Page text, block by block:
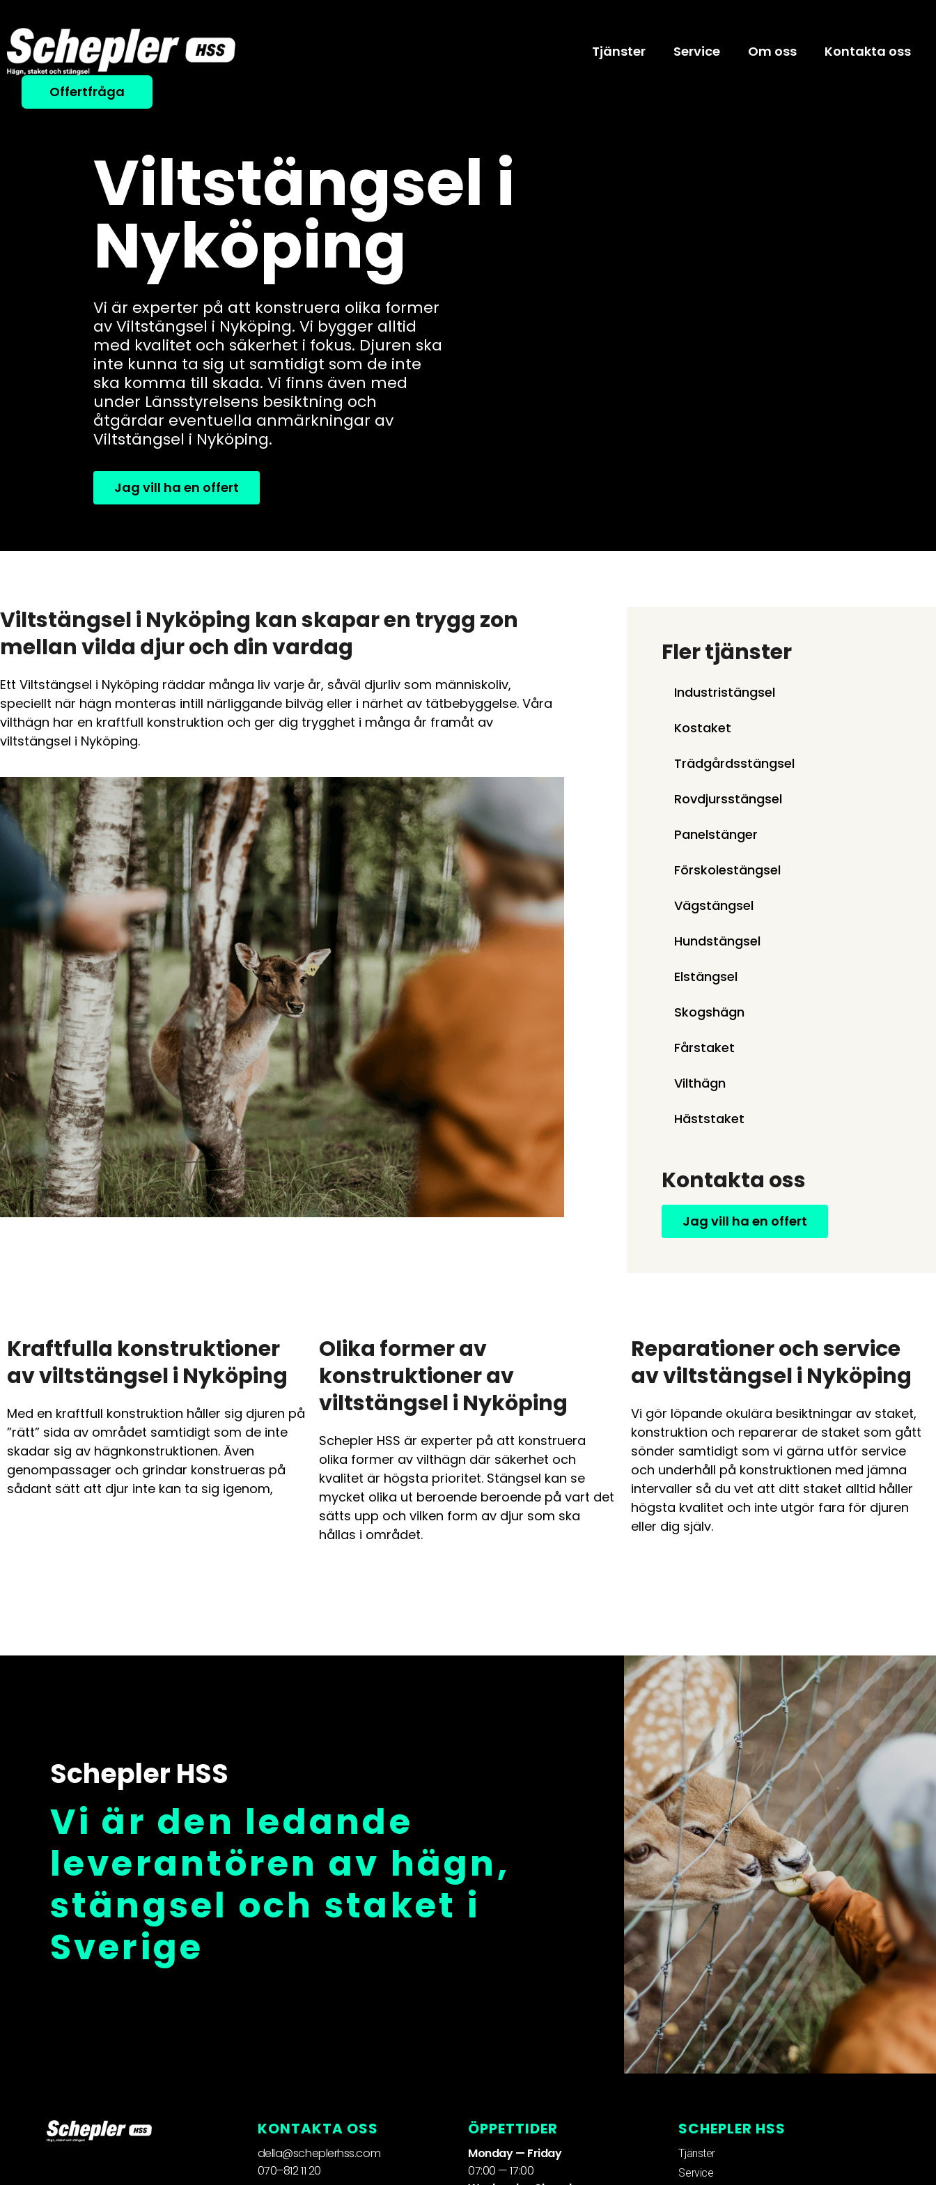
Tjänster Service Om oss Kontakta oss
Offertfråga
Viltstängsel i
Nyköping
Vi är experter på att konstruera olika former
av Viltstängsel i Nyköping. Vi bygger alltid
med kvalitet och säkerhet i fokus. Djuren ska
inte kunna ta sig ut samtidigt som de inte
ska komma till skada. Vi finns även med
under Länsstyrelsens besiktning och
åtgärdar eventuella anmärkningar av
Viltstängsel i Nyköping.
Jag vill ha en offert
Viltstängsel i Nyköping kan skapar en trygg zon
mellan vilda djur och din vardag
Ett Viltstängsel i Nyköping räddar många liv varje år, såväl djurliv som människoliv,
speciellt när hägn monteras intill närliggande bilväg eller i närhet av tätbebyggelse. Våra
vilthägn har en kraftfull konstruktion och ger dig trygghet i många år framåt av
viltstängsel i Nyköping.
Fler tjänster
Industristängsel
Kostaket
Trädgårdsstängsel
Rovdjursstängsel
Panelstänger
Förskolestängsel
Vägstängsel
Hundstängsel
Elstängsel
Skogshägn
Fårstaket
Vilthägn
Häststaket
Kontakta oss
Jag vill ha en offert
Kraftfulla konstruktioner
av viltstängsel i Nyköping
Med en kraftfull konstruktion håller sig djuren på
”rätt” sida av området samtidigt som de inte
skadar sig av hägnkonstruktionen. Även
genompassager och grindar konstrueras på
sådant sätt att djur inte kan ta sig igenom,
Olika former av
konstruktioner av
viltstängsel i Nyköping
Schepler HSS är experter på att konstruera
olika former av vilthägn där säkerhet och
kvalitet är högsta prioritet. Stängsel kan se
mycket olika ut beroende beroende på vart det
sätts upp och vilken form av djur som ska
hållas i området.
Reparationer och service
av viltstängsel i Nyköping
Vi gör löpande okulära besiktningar av staket,
konstruktion och reparerar de staket som gått
sönder samtidigt som vi gärna utför service
och underhåll på konstruktionen med jämna
intervaller så du vet att ditt staket alltid håller
högsta kvalitet och inte utgör fara för djuren
eller dig själv.
Schepler HSS
Vi är den ledande
leverantören av hägn,
stängsel och staket i
Sverige
KONTAKTA OSS
della@scheplerhss.com
070–812 11 20
ÖPPETTIDER
Monday — Friday
07:00 — 17:00
SCHEPLER HSS
Tjänster
Service